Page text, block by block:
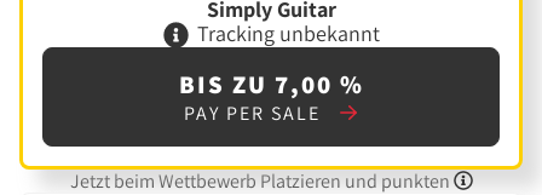
Simply Guitar
Tracking unbekannt
BIS ZU 7,00 %
PAY PER SALE
Jetzt beim Wettbewerb Platzieren und punkten